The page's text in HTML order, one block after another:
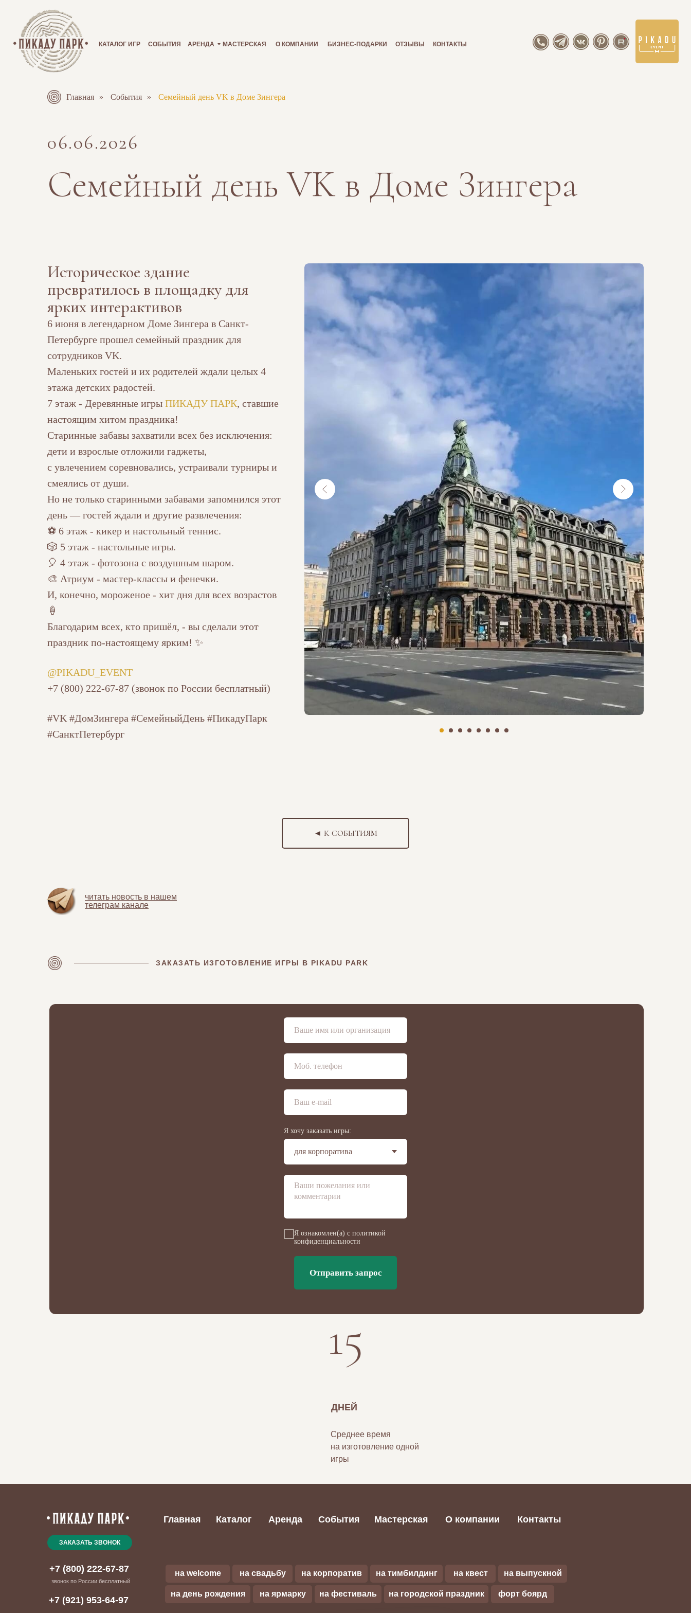
КОНТАКТЫ
ОТЗЫВЫ
БИЗНЕС-ПОДАРКИ
О КОМПАНИИ
МАСТЕРСКАЯ
АРЕНДА
СОБЫТИЯ
КАТАЛОГ ИГР
Главная » События » Семейный день VK в Доме Зингера
06.06.2026
Семейный день VK в Доме Зингера
Историческое здание
превратилось в площадку для
ярких интерактивов
6 июня в легендарном Доме Зингера в Санкт-
Петербурге прошел семейный праздник для
сотрудников VK.
Маленьких гостей и их родителей ждали целых 4
этажа детских радостей.
7 этаж - Деревянные игры ПИКАДУ ПАРК, ставшие
настоящим хитом праздника!
Старинные забавы захватили всех без исключения:
дети и взрослые отложили гаджеты,
с увлечением соревновались, устраивали турниры и
смеялись от души.
Но не только старинными забавами запомнился этот
день — гостей ждали и другие развлечения:
⚽ 6 этаж - кикер и настольный теннис.
🎲 5 этаж - настольные игры.
🎈 4 этаж - фотозона с воздушным шаром.
🎨 Атриум - мастер-классы и фенечки.
И, конечно, мороженое - хит дня для всех возрастов
🍦
Благодарим всех, кто пришёл, - вы сделали этот
праздник по-настоящему ярким! ✨
@PIKADU_EVENT
+7 (800) 222-67-87 (звонок по России бесплатный)
#VK #ДомЗингера #СемейныйДень #ПикадуПарк
#СанктПетербург
◄ К СОБЫТИЯМ
читать новость в нашем
телеграм канале
ЗАКАЗАТЬ ИЗГОТОВЛЕНИЕ ИГРЫ В PIKADU PARK
15
ДНЕЙ
Среднее время
на изготовление одной
игры
Я хочу заказать игры:
Я ознакомлен(а) с политикой
конфиденциальности
Отправить запрос
События
Каталог
Главная Аренда Мастерская О компании Контакты
ЗАКАЗАТЬ ЗВОНОК
+7 (921) 953-64-97
+7 (800) 222-67-87
звонок по России бесплатный
форт боярд
на городской праздник
на фестиваль
на ярмарку
на день рождения
на выпускной
на квест
на тимбилдинг
на корпоратив
на свадьбу
на welcome